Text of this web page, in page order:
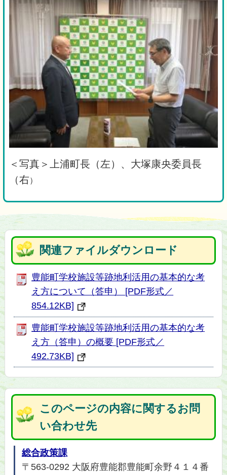
＜写真＞上浦町長（左）、大塚康央委員長
（右）
関連ファイルダウンロード
豊能町学校施設等跡地利活用の基本的な考
え方について（答申） [PDF形式／
854.12KB]
豊能町学校施設等跡地利活用の基本的な考
え方（答申）の概要 [PDF形式／
492.73KB]
このページの内容に関するお問
い合わせ先
総合政策課
〒563-0292 大阪府豊能郡豊能町余野４１４番